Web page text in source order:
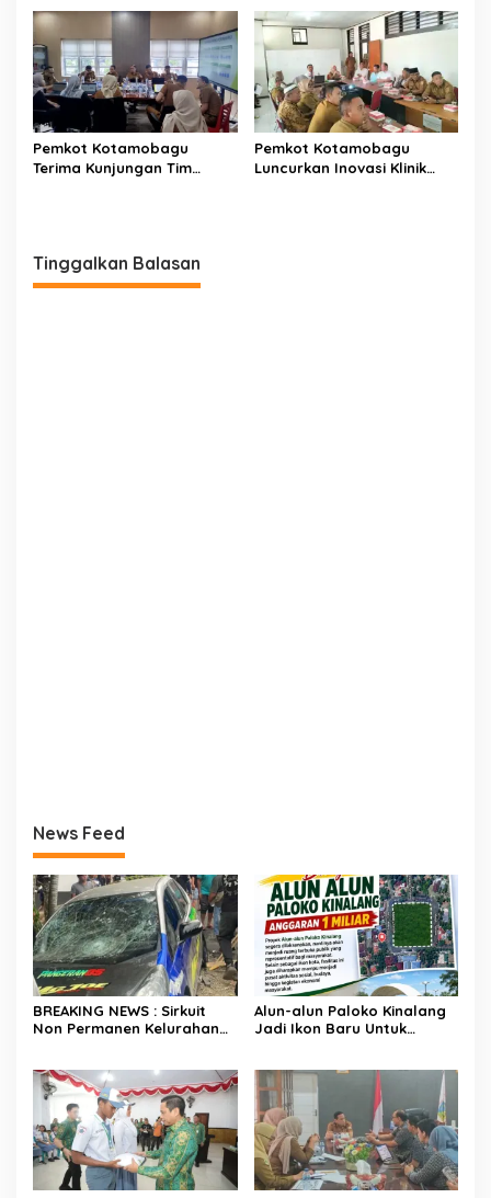
Kotamobagu
Pemkot Kotamobagu
Terima Kunjungan Tim
Pemkot Kotamobagu
Luncurkan Inovasi Klinik
Tinggalkan Balasan
News Feed
BREAKING NEWS : Sirkuit
Non Permanen Kelurahan
Tabrak Penonton
Alun-alun Paloko Kinalang
Jadi Ikon Baru Untuk